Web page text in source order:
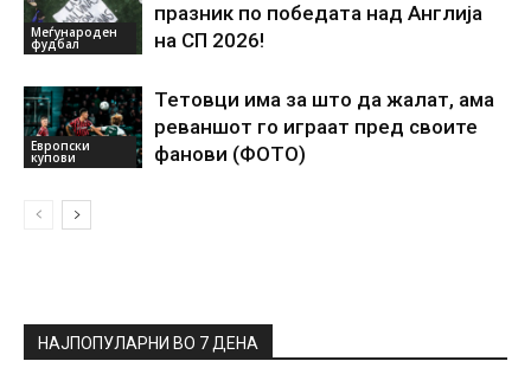
Меѓународен
фудбал
празник по победата над Англија
на СП 2026!
Европски
купови
Тетовци има за што да жалат, ама
реваншот го играат пред своите
фанови (ФОТО)
НАЈПОПУЛАРНИ ВО 7 ДЕНА